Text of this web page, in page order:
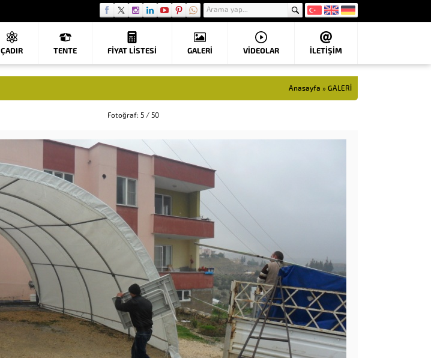
ÇADIR TENTE FIYAT LISTESI GALERİ VIDEOLAR İLETİŞİM
Anasayfa » GALERİ
Fotoğraf: 5 / 50